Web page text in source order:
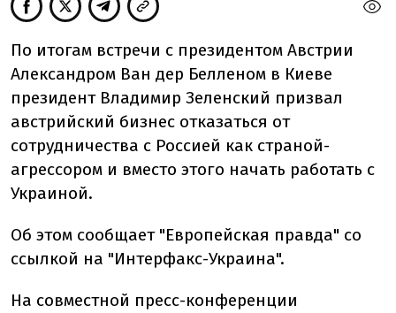
По итогам встречи с президентом Австрии
Александром Ван дер Белленом в Киеве
президент Владимир Зеленский призвал
австрийский бизнес отказаться от
сотрудничества с Россией как страной-
агрессором и вместо этого начать работать с
Украиной.
Об этом сообщает "Европейская правда" со
ссылкой на "Интерфакс-Украина".
На совместной пресс-конференции